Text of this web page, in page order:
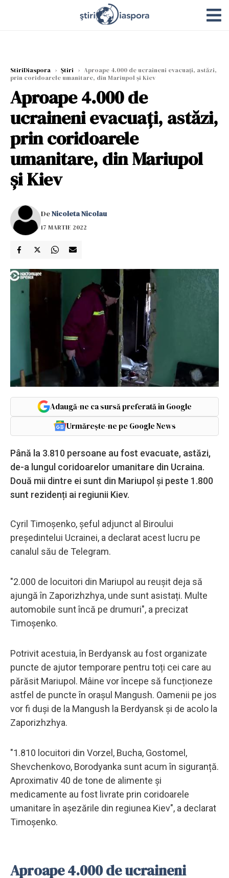
StiriDiaspora › Știri › Aproape 4.000 de ucraineni evacuați, astăzi,
prin coridoarele umanitare, din Mariupol și Kiev
Aproape 4.000 de
ucraineni evacuați, astăzi,
prin coridoarele
umanitare, din Mariupol
și Kiev
DeNicoleta Nicolau
17 MARTIE 2022
Adaugă-ne ca sursă preferată în Google
Urmărește-ne pe Google News
Până la 3.810 persoane au fost evacuate, astăzi,
de-a lungul coridoarelor umanitare din Ucraina.
Două mii dintre ei sunt din Mariupol și peste 1.800
sunt rezidenți ai regiunii Kiev.
Cyril Timoșenko, șeful adjunct al Biroului
președintelui Ucrainei, a declarat acest lucru pe
canalul său de Telegram.
"2.000 de locuitori din Mariupol au reușit deja să
ajungă în Zaporizhzhya, unde sunt asistați. Multe
automobile sunt încă pe drumuri", a precizat
Timoșenko.
Potrivit acestuia, în Berdyansk au fost organizate
puncte de ajutor temporare pentru toți cei care au
părăsit Mariupol. Mâine vor începe să funcționeze
astfel de puncte în orașul Mangush. Oamenii pe jos
vor fi duși de la Mangush la Berdyansk și de acolo la
Zaporizhzhya.
"1.810 locuitori din Vorzel, Bucha, Gostomel,
Shevchenkovo, Borodyanka sunt acum în siguranță.
Aproximativ 40 de tone de alimente și
medicamente au fost livrate prin coridoarele
umanitare în așezările din regiunea Kiev", a declarat
Timoșenko.
Aproape 4.000 de ucraineni